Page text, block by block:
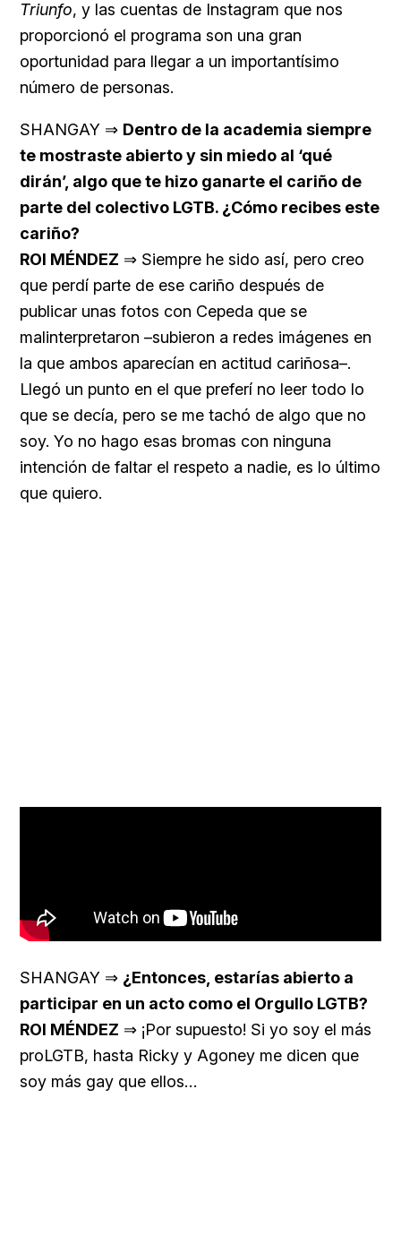
Triunfo, y las cuentas de Instagram que nos
proporcionó el programa son una gran
oportunidad para llegar a un importantísimo
número de personas.
SHANGAY ⇒ Dentro de la academia siempre
te mostraste abierto y sin miedo al ‘qué
dirán’, algo que te hizo ganarte el cariño de
parte del colectivo LGTB. ¿Cómo recibes este
cariño?
ROI MÉNDEZ ⇒ Siempre he sido así, pero creo
que perdí parte de ese cariño después de
publicar unas fotos con Cepeda que se
malinterpretaron –subieron a redes imágenes en
la que ambos aparecían en actitud cariñosa–.
Llegó un punto en el que preferí no leer todo lo
que se decía, pero se me tachó de algo que no
soy. Yo no hago esas bromas con ninguna
intención de faltar el respeto a nadie, es lo último
que quiero.
SHANGAY ⇒ ¿Entonces, estarías abierto a
participar en un acto como el Orgullo LGTB?
ROI MÉNDEZ ⇒ ¡Por supuesto! Si yo soy el más
proLGTB, hasta Ricky y Agoney me dicen que
soy más gay que ellos…